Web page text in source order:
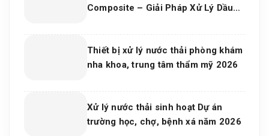
Composite – Giải Pháp Xử Lý Dầu
Thiết bị xử lý nước thải phòng khám
nha khoa, trung tâm thẩm mỹ 2026
Xử lý nước thải sinh hoạt Dự án
trường học, chợ, bệnh xá năm 2026